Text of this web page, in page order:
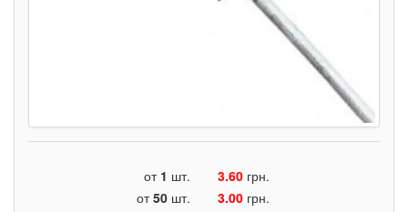
от 1 шт. 3.60 грн.
от50 шт. 3.00 грн.